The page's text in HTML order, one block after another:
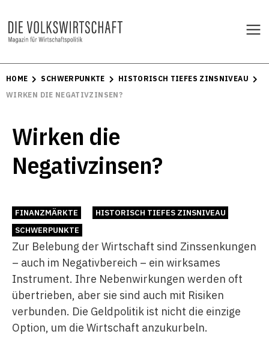
HOME SCHWERPUNKTE
HISTORISCH TIEFES ZINSNIVEAU
WIRKEN DIE NEGATIVZINSEN?
Wirken die
Negativzinsen?
FINANZMÄRKTE
HISTORISCH TIEFES ZINSNIVEAU
SCHWERPUNKTE
Zur Belebung der Wirtschaft sind Zinssenkungen
– auch im Negativbereich – ein wirksames
Instrument. Ihre Nebenwirkungen werden oft
übertrieben, aber sie sind auch mit Risiken
verbunden. Die Geldpolitik ist nicht die einzige
Option, um die Wirtschaft anzukurbeln.